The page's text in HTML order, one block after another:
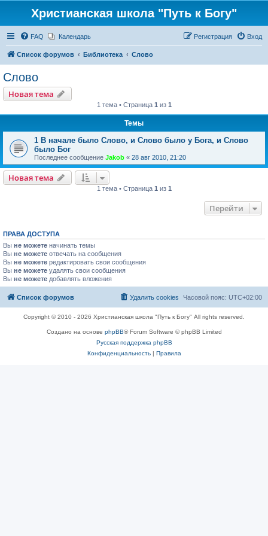
Христианская школа "Путь к Богу"
FAQ Календарь Вход
Регистрация
Список форумов Библиотека Слово
Слово
Новая тема
1 тема • Страница 1 из 1
Темы
1 В начале было Слово, и Слово было у Бога, и Слово
было Бог
Последнее сообщение Jakob « 28 авг 2010, 21:20
Новая тема
1 тема • Страница 1 из 1
Перейти
ПРАВА ДОСТУПА
Вы не можете начинать темы
Вы не можете отвечать на сообщения
Вы не можете редактировать свои сообщения
Вы не можете удалять свои сообщения
Вы не можете добавлять вложения
Список форумов Часовой пояс: UTC+02:00
Удалить cookies
Copyright © 2010 - 2026 Христианская школа "Путь к Богу" All rights reserved.
Создано на основе phpBB® Forum Software © phpBB Limited
Русская поддержка phpBB
Конфиденциальность| Правила